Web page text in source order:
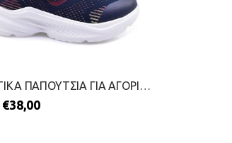
ΑΘΛΗΤΙΚΑ ΠΑΠΟΥΤΣΙΑ ΓΙΑ ΑΓΟΡΙΑ-JOMA-2699-0019-ΜΠΛΕ
€38,00